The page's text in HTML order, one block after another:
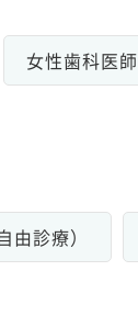
女性歯科医師
由診療）